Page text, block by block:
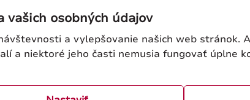
vašich osobných údajov
a vylepšovanie našich web stránok.
a niektoré jeho časti nemusia fungovať úplne